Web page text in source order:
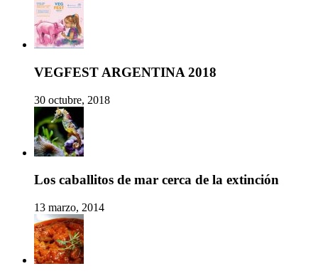
VEGFEST ARGENTINA 2018
30 octubre, 2018
Los caballitos de mar cerca de la extinción
13 marzo, 2014